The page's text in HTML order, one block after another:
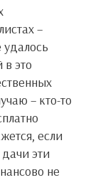
–
это
– кто-то
если
эти
не